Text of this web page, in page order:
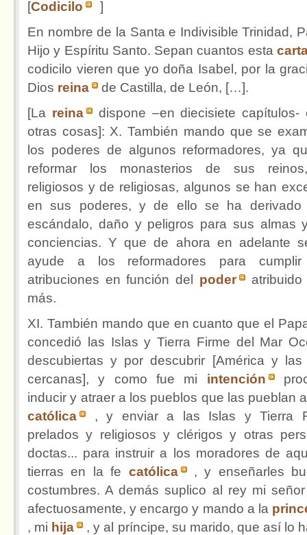
[Codicilo
]
En nombre de la Santa e Indivisible Trinidad,
Hijo y Espíritu Santo. Sepan cuantos esta
codicilo vieren que yo doña Isabel, por la
Dios reina
de Castilla, de León, […].
[La reina
dispone –en diecisiete capítulos-
otras cosas]: X. También mando que se
los poderes de algunos reformadores, ya
reformar los monasterios de sus
religiosos y de religiosas, algunos se han
en sus poderes, y de ello se ha derivado
escándalo, daño y peligros para sus almas
conciencias. Y que de ahora en adelante
ayude a los reformadores para
atribuciones en función del poder
más.
XI. También mando que en cuanto que el
concedió las Islas y Tierra Firme del Mar
descubiertas y por descubrir [América y las
cercanas], y como fue mi intención
inducir y atraer a los pueblos que las pueblan
católica
, y enviar a las Islas y Tierra
prelados y religiosos y clérigos y otras
doctas... para instruir a los moradores de
tierras en la fe católica
, y enseñarles
costumbres. A demás suplico al rey mi
afectuosamente, y encargo y mando a la
, mi hija
, y al príncipe, su marido, que así lo